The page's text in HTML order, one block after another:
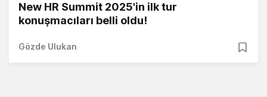
New HR Summit 2025'in ilk tur
konuşmacıları belli oldu!
Gözde Ulukan